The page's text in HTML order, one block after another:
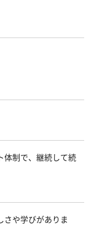
体制で、継続して続
さや学びがありま